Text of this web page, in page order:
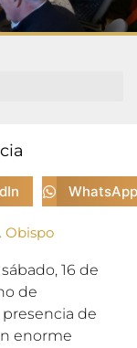
WhatsApp
Obispo
16 de
de
presencia de
enorme